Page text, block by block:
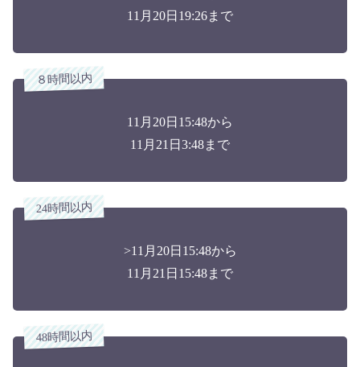
11月20日19:26まで
８時間以内
11月20日15:48から
11月21日3:48まで
24時間以内
>11月20日15:48から
11月21日15:48まで
48時間以内